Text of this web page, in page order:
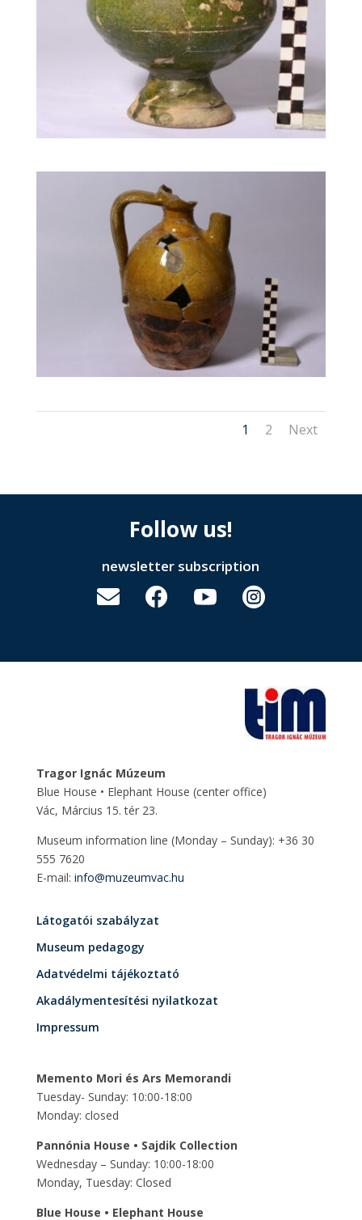
1 2 Next
Follow us!
newsletter subscription
   
Tragor Ignác Múzeum
Blue House • Elephant House (center office)
Vác, Március 15. tér 23.
Museum information line (Monday – Sunday): +36 30
555 7620
E-mail: info@muzeumvac.hu
Látogatói szabályzat
Museum pedagogy
Adatvédelmi tájékoztató
Akadálymentesítési nyilatkozat
Impressum
Memento Mori és Ars Memorandi
Tuesday- Sunday: 10:00-18:00
Monday: closed
Pannónia House • Sajdik Collection
Wednesday – Sunday: 10:00-18:00
Monday, Tuesday: Closed
Blue House • Elephant House